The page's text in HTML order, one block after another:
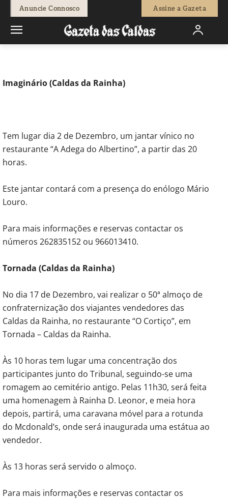
Anuncie Connosco Assine a Gazeta
Redação - 24 de Novembro, 2011 581 0
Imaginário (Caldas da Rainha)
Tem lugar dia 2 de Dezembro, um jantar vínico no
restaurante “A Adega do Albertino”, a partir das 20
horas.
Este jantar contará com a presença do enólogo Mário
Louro.
Para mais informações e reservas contactar os
números 262835152 ou 966013410.
Tornada (Caldas da Rainha)
No dia 17 de Dezembro, vai realizar o 50ª almoço de
confraternização dos viajantes vendedores das
Caldas da Rainha, no restaurante “O Cortiço”, em
Tornada – Caldas da Rainha.
Às 10 horas tem lugar uma concentração dos
participantes junto do Tribunal, seguindo-se uma
romagem ao cemitério antigo. Pelas 11h30, será feita
uma homenagem à Rainha D. Leonor, e meia hora
depois, partirá, uma caravana móvel para a rotunda
do Mcdonald’s, onde será inaugurada uma estátua ao
vendedor.
Às 13 horas será servido o almoço.
Para mais informações e reservas contactar os